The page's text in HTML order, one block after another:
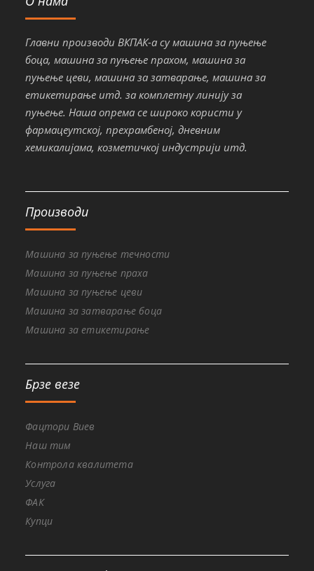
Главни производи ВКПАК-а су машина за пуњење
боца, машина за пуњење прахом, машина за
пуњење цеви, машина за затварање, машина за
етикетирање итд. за комплетну линију за
пуњење. Наша опрема се широко користи у
фармацеутској, прехрамбеној, дневним
хемикалијама, козметичкој индустрији итд.
Производи
Машина за пуњење течности
Машина за пуњење праха
Машина за пуњење цеви
Машина за затварање боца
Машина за етикетирање
Брзе везе
Фацтори Виев
Наш тим
Контрола квалитета
Услуга
ФАК
Купци